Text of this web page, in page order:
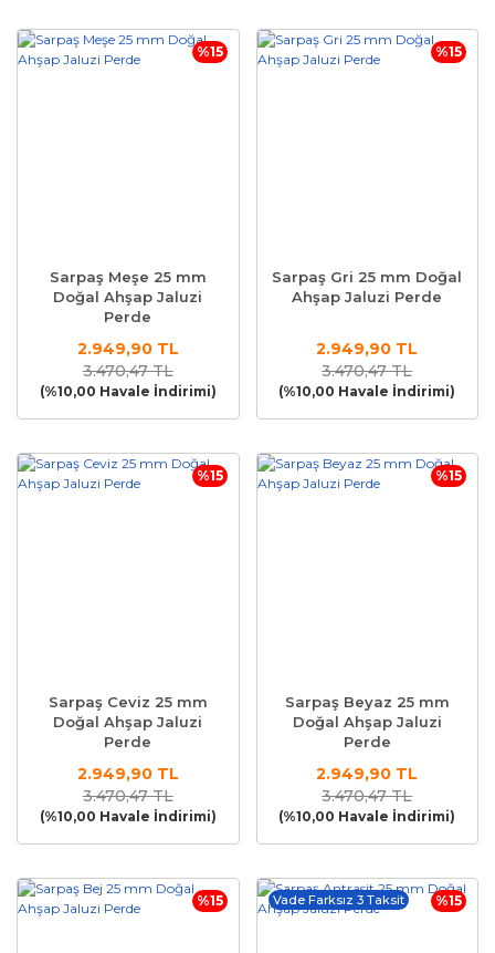
%15
Sarpaş Meşe 25 mm
Doğal Ahşap Jaluzi
Perde
2.949,90 TL
3.470,47 TL
(%10,00 Havale İndirimi)
%15
Sarpaş Gri 25 mm Doğal
Ahşap Jaluzi Perde
2.949,90 TL
3.470,47 TL
(%10,00 Havale İndirimi)
%15
Sarpaş Ceviz 25 mm
Doğal Ahşap Jaluzi
Perde
2.949,90 TL
3.470,47 TL
(%10,00 Havale İndirimi)
%15
Sarpaş Beyaz 25 mm
Doğal Ahşap Jaluzi
Perde
2.949,90 TL
3.470,47 TL
(%10,00 Havale İndirimi)
%15 %15
Vade Farksız 3 Taksit